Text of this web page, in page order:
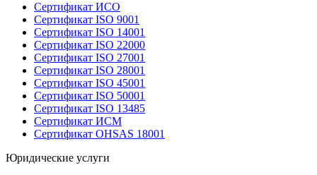
Сертификат ИСО
Сертификат ISO 9001
Сертификат ISO 14001
Сертификат ISO 22000
Сертификат ISO 27001
Сертификат ISO 28001
Сертификат ISO 45001
Сертификат ISO 50001
Сертификат ISO 13485
Сертификат ИСМ
Сертификат OHSAS 18001
Юридические услуги